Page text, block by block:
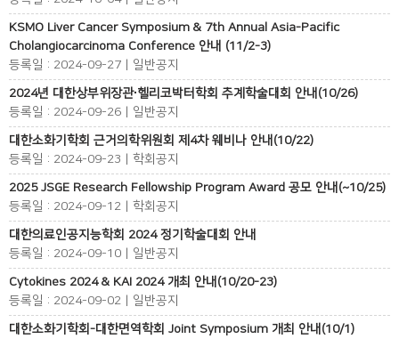
KSMO Liver Cancer Symposium & 7th Annual Asia-Pacific
Cholangiocarcinoma Conference 안내 (11/2-3)
등록일 : 2024-09-27 | 일반공지
2024년 대한상부위장관∙헬리코박터학회 추계학술대회 안내(10/26)
등록일 : 2024-09-26 | 일반공지
대한소화기학회 근거의학위원회 제4차 웨비나 안내(10/22)
등록일 : 2024-09-23 | 학회공지
2025 JSGE Research Fellowship Program Award 공모 안내(~10/25)
등록일 : 2024-09-12 | 학회공지
대한의료인공지능학회 2024 정기학술대회 안내
등록일 : 2024-09-10 | 일반공지
Cytokines 2024 & KAI 2024 개최 안내(10/20-23)
등록일 : 2024-09-02 | 일반공지
대한소화기학회-대한면역학회 Joint Symposium 개최 안내(10/1)